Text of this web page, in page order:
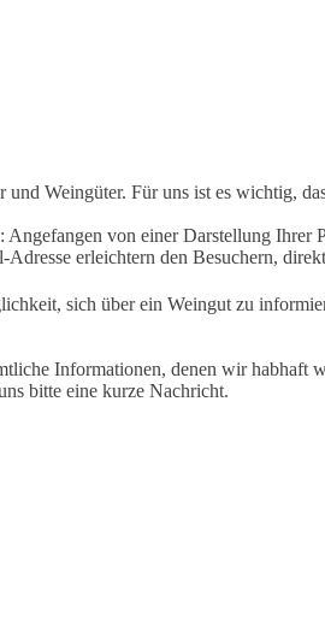
Weingüter. Für uns ist es wichtig,
von einer Darstellung
erleichtern den Besuchern,
sich über ein Weingut zu
Informationen, denen wir habhaft
bitte eine kurze Nachricht.